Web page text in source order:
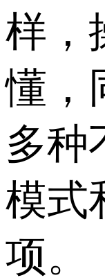
样，
懂，
多种
模式
项。